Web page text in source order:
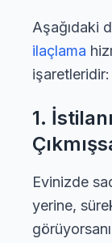
Aşağıdaki
ilaçlama
işaretleridir:
1.
Evinizde
yerine,